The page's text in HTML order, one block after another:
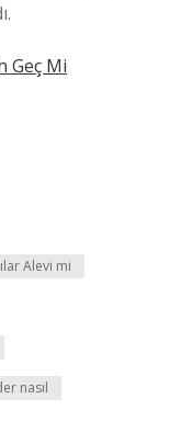
Geç Mi
Alevi mi
nasıl